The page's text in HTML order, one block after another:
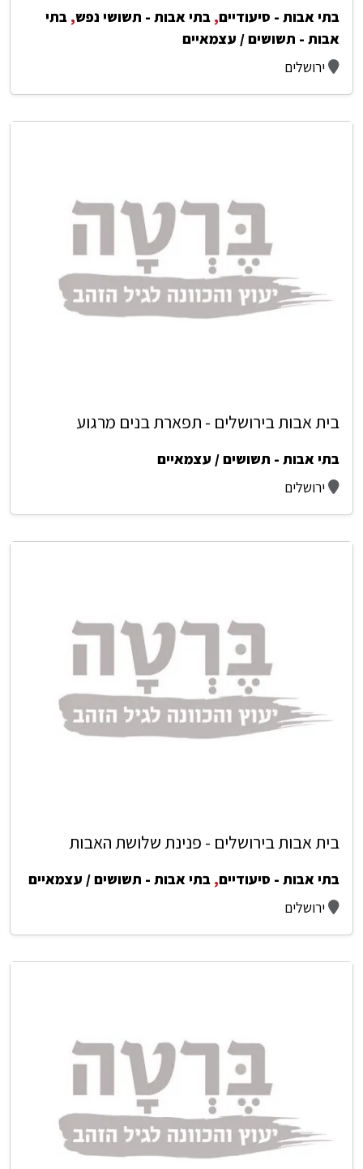
בתי אבות - סיעודיים, בתי אבות - תשושי נפש, בתי
אבות - תשושים / עצמאיים
ירושלים
בית אבות בירושלים - תפארת בנים מרגוע
בתי אבות - תשושים / עצמאיים
ירושלים
בית אבות בירושלים - פנינת שלושת האבות
בתי אבות - סיעודיים, בתי אבות - תשושים / עצמאיים
ירושלים